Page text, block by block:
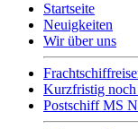
Startseite
Neuigkeiten
Wir über uns
Kurzfristig noch
Postschiff MS